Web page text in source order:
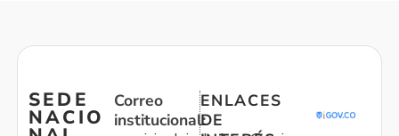
SEDE
NACIO
Correo
institucional:
ENLACES
DE